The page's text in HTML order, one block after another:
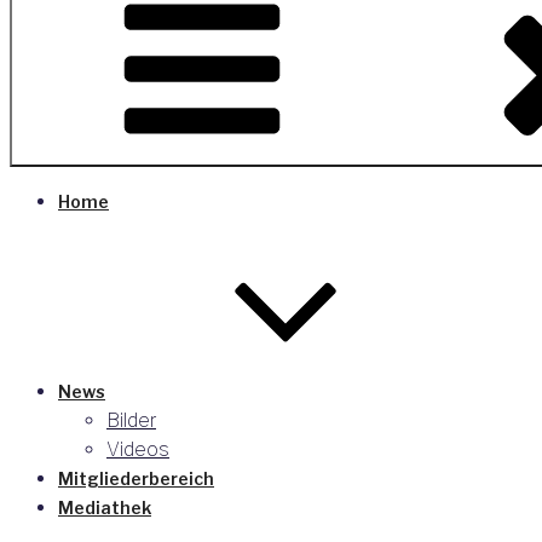
Home
News
Bilder
Videos
Mitgliederbereich
Mediathek